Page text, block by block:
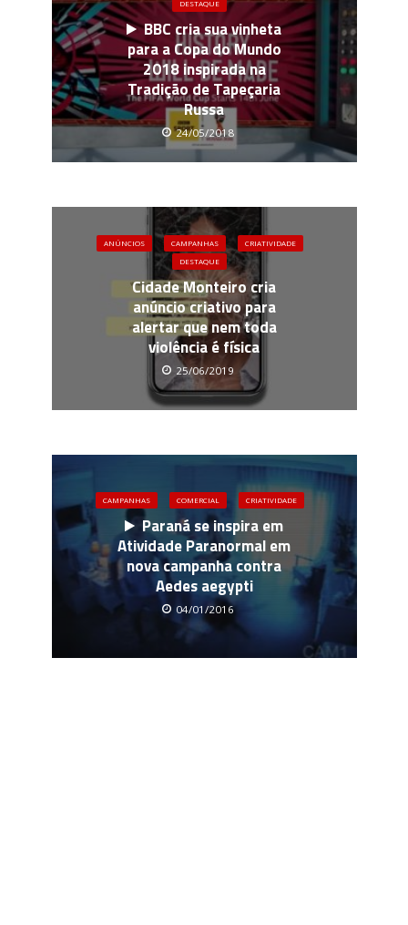
DESTAQUE
BBC cria sua vinheta
para a Copa do Mundo
2018 inspirada na
Tradição de Tapeçaria
Russa
24/05/2018
ANÚNCIOS CAMPANHAS
CRIATIVIDADE
DESTAQUE
Cidade Monteiro cria
anúncio criativo para
alertar que nem toda
violência é física
25/06/2019
CAMPANHAS COMERCIAL CRIATIVIDADE
Paraná se inspira em
Atividade Paranormal em
nova campanha contra
Aedes aegypti
04/01/2016